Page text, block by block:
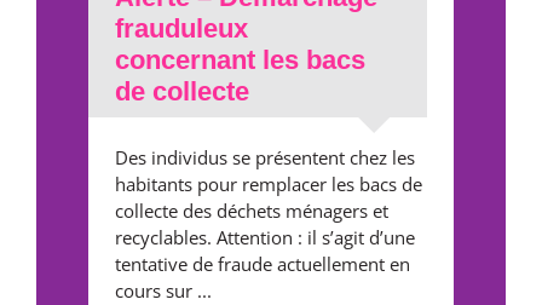
frauduleux
concernant les bacs
de collecte
Des individus se présentent chez les
habitants pour remplacer les bacs de
collecte des déchets ménagers et
recyclables. Attention : il s’agit d’une
tentative de fraude actuellement en
cours sur ...